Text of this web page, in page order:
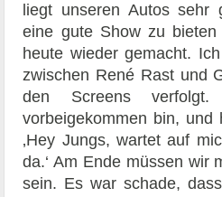
liegt unseren Autos
eine gute Show zu
heute wieder gemacht.
zwischen René Rast und
den Screens
vorbeigekommen bin, und
‚Hey Jungs, wartet auf
da.‘ Am Ende müssen wir
sein. Es war schade,